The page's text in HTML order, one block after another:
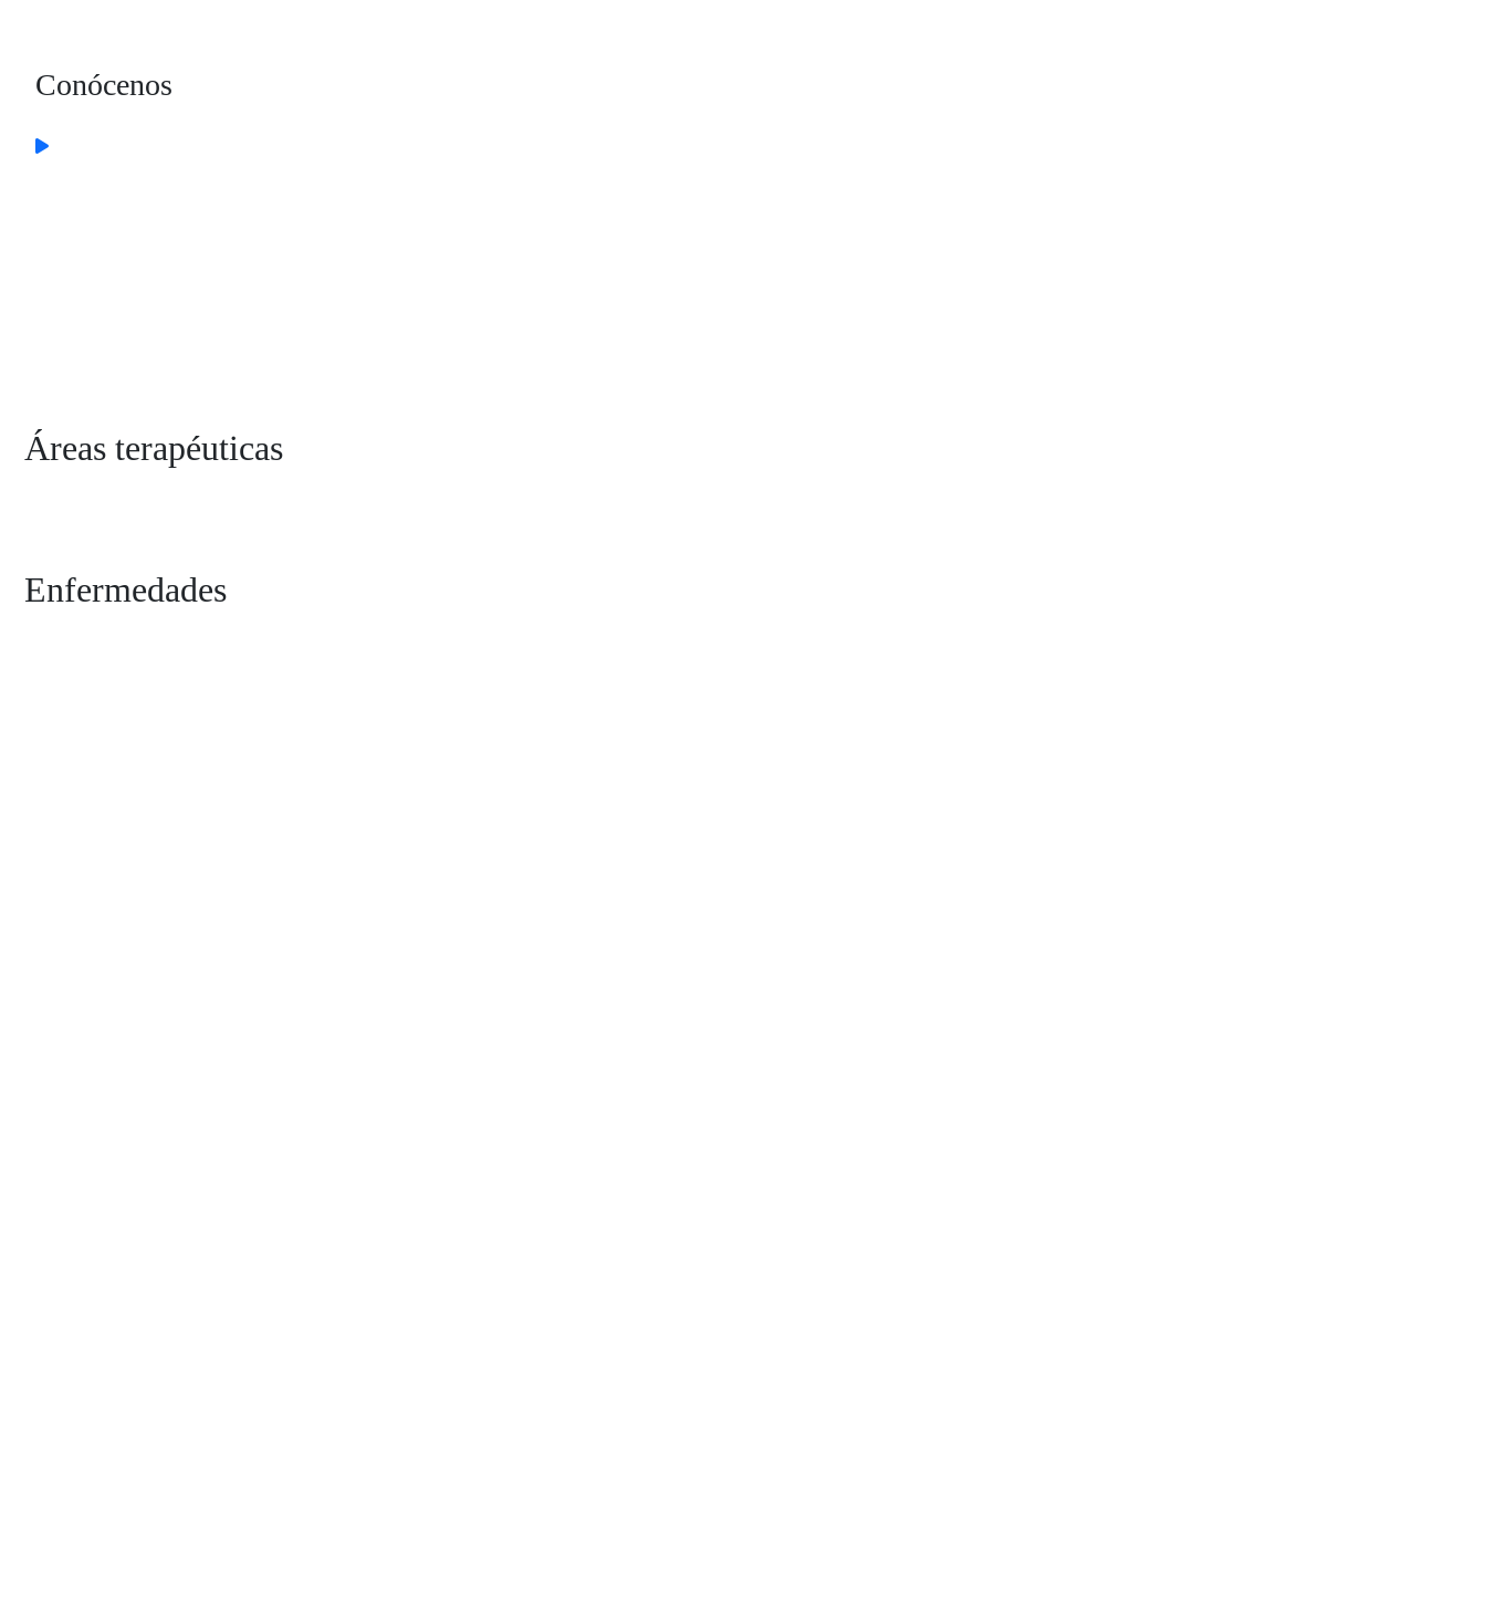
Conócenos
Áreas terapéuticas
Enfermedades